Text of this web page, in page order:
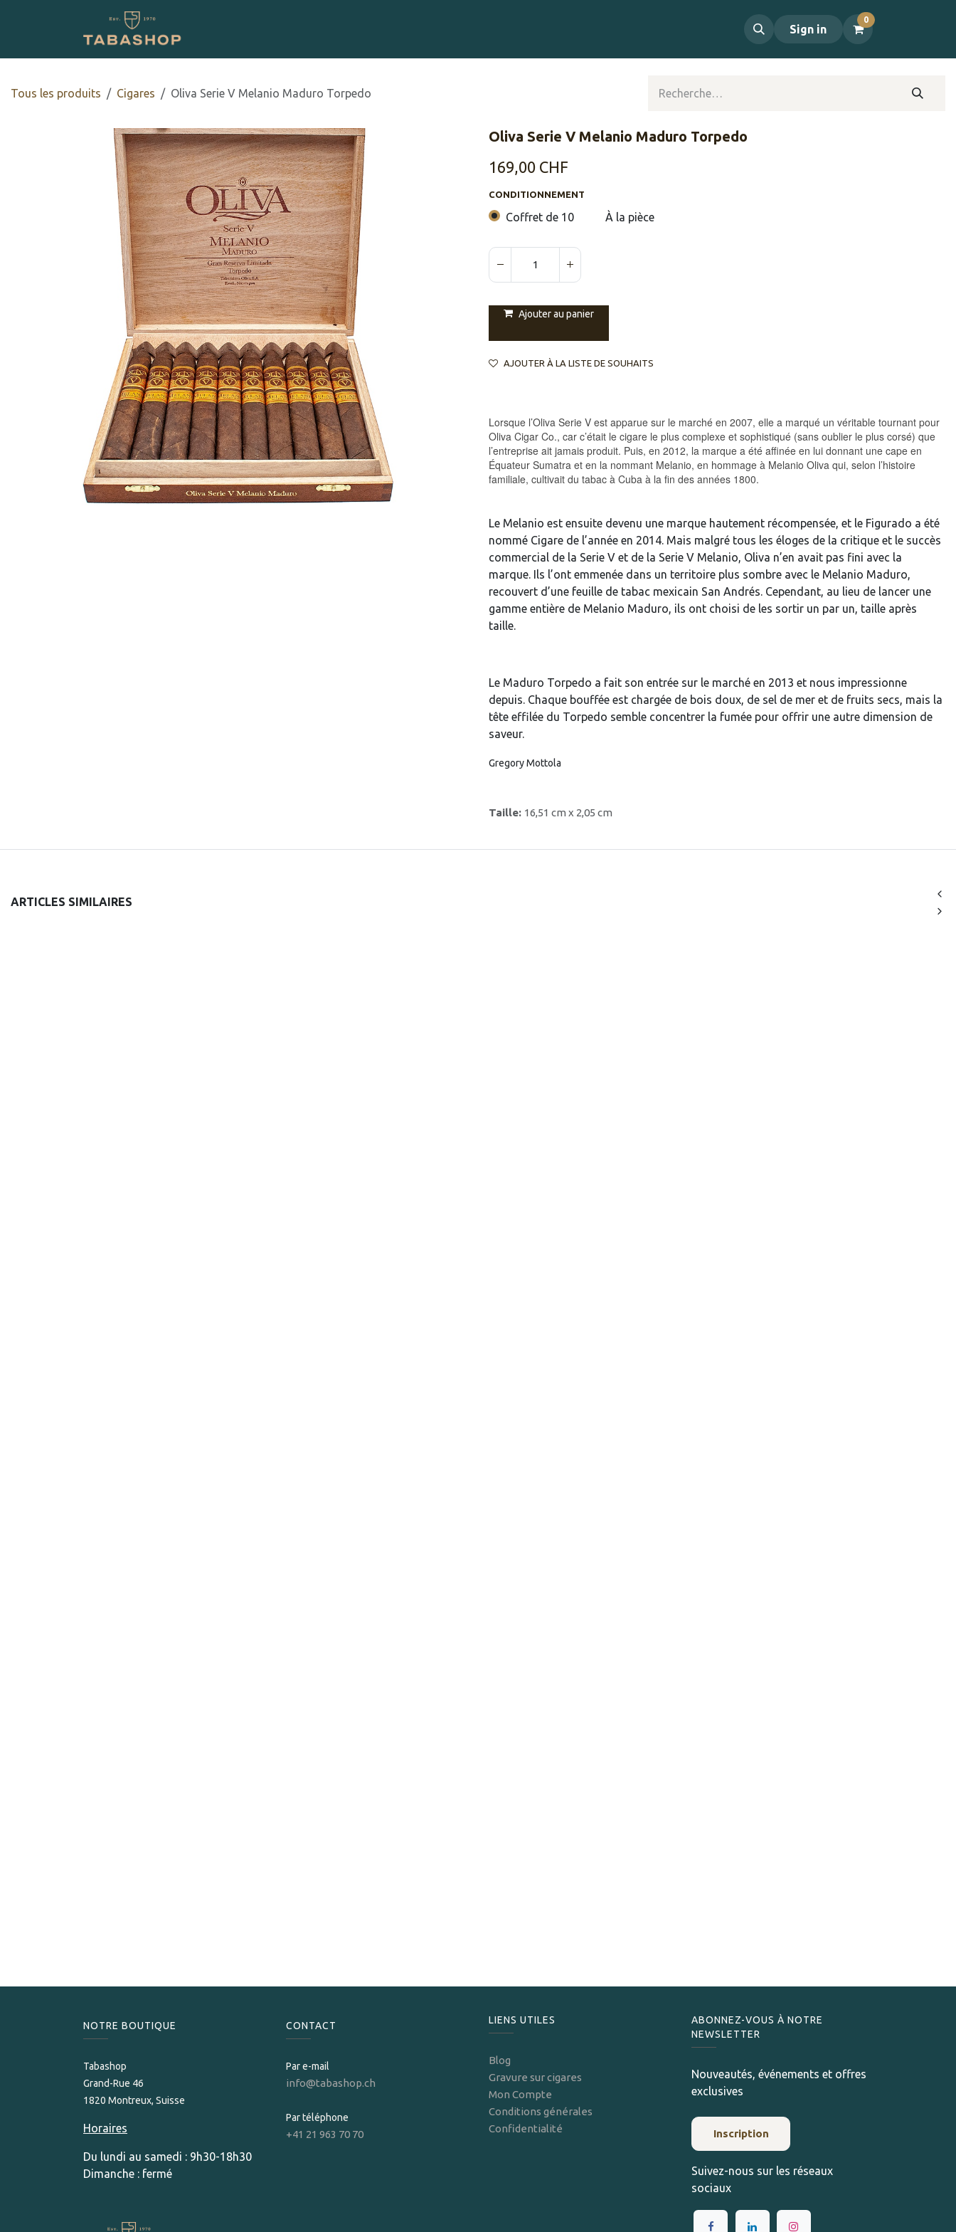
Sign in
0
Tous les produits ​​​Cigares Oliva Serie V Melanio Maduro Torpedo
Oliva Serie V Melanio Maduro Torpedo
169,00 CHF
CONDITIONNEMENT
Coffret de 10 À la pièce
Ajouter au panier
AJOUTER À LA LISTE DE SOUHAITS
Lorsque l’Oliva Serie V est apparue sur le marché en 2007, elle a marqué un véritable tournant pour
Oliva Cigar Co., car c’était le cigare le plus complexe et sophistiqué (sans oublier le plus corsé) que
l’entreprise ait jamais produit. Puis, en 2012, la marque a été affinée en lui donnant une cape en
Équateur Sumatra et en la nommant Melanio, en hommage à Melanio Oliva qui, selon l’histoire
familiale, cultivait du tabac à Cuba à la fin des années 1800.
Le Melanio est ensuite devenu une marque hautement récompensée, et le Figurado a été
nommé Cigare de l’année en 2014. Mais malgré tous les éloges de la critique et le succès
commercial de la Serie V et de la Serie V Melanio, Oliva n’en avait pas fini avec la
marque. Ils l’ont emmenée dans un territoire plus sombre avec le Melanio Maduro,
recouvert d’une feuille de tabac mexicain San Andrés. Cependant, au lieu de lancer une
gamme entière de Melanio Maduro, ils ont choisi de les sortir un par un, taille après
taille.
Le Maduro Torpedo a fait son entrée sur le marché en 2013 et nous impressionne
depuis. Chaque bouffée est chargée de bois doux, de sel de mer et de fruits secs, mais la
tête effilée du Torpedo semble concentrer la fumée pour offrir une autre dimension de
saveur.
Gregory Mottola
Taille: 16,51 cm x 2,05 cm
ARTICLES SIMILAIRES
NOTRE BOUTIQUE
Tabashop
Grand-Rue 46
1820 Montreux, Suisse
Horaires
Du lundi au samedi : 9h30-18h30
Dimanche : fermé
CONTACT
Par e-mail
info@tabashop.ch
Par téléphone
+41 21 963 70 70
LIENS UTILES
Blog
Gravure sur cigares
Mon Compte
Conditions générales
Confidentialité
ABONNEZ-VOUS À NOTRE
NEWSLETTER
Nouveautés, événements et offres
exclusives
Inscription
Suivez-nous sur les réseaux
sociaux